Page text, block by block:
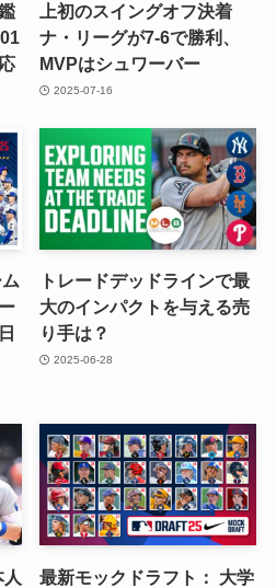
上初のスイングオフ決着
ナ・リーグが7-6で勝利、
MVPはシュワーバー
2025-07-16
トレードデッドラインで最
大のインパクトを与える売
り手は？
2025-06-28
最新モックドラフト： 大学